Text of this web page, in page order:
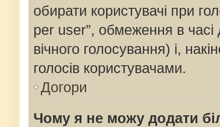
обирати користувачі при
per user”, обмеження в
вічного голосування) і,
голосів користувачами.
Догори
Чому я не можу додати